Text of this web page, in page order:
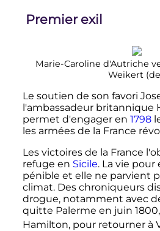
Premier exil
Marie-Caroline d'Autriche
Weikert
Le soutien de son favori
l'ambassadeur britannique
permet d'engager en 1798
les armées de la France
Les victoires de la France
refuge en Sicile. La vie pour
pénible et elle ne parvient
climat. Des chroniqueurs
drogue, notamment avec
quitte Palerme en juin 1800
Hamilton, pour retourner à